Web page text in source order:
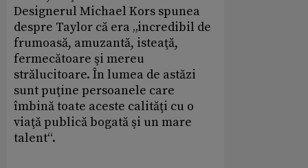
Designerul Michael Kors spunea
despre Taylor că era „incredibil de
frumoasă, amuzantă, isteaţă,
fermecătoare şi mereu
strălucitoare. În lumea de astăzi
sunt puţine persoanele care
îmbină toate aceste calităţi cu o
viaţă publică bogată şi un mare
talent“.